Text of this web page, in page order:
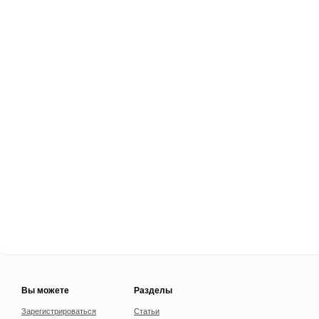
Вы можете
Зарегистрироваться
Разделы
Статьи